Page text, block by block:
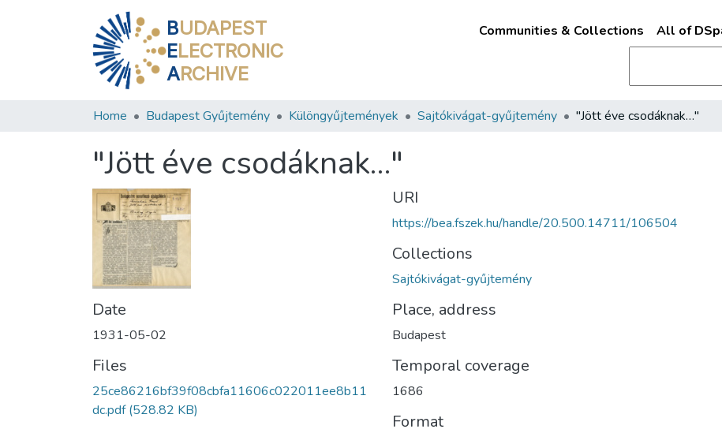
BUDAPEST
ELECTRONIC
ARCHIVE
Communities & Collections All of
Home Budapest Gyűjtemény Különgyűjtemények Sajtókivágat-gyűjtemény "Jött éve csodáknak…"
"Jött éve csodáknak…"
Date
1931-05-02
Files
25ce86216bf39f08cbfa11606c022011ee8b11
dc.pdf(528.82 KB)
URI
https://bea.fszek.hu/handle/20.500.14711/106504
Collections
Sajtókivágat-gyűjtemény
Place, address
Budapest
Temporal coverage
1686
Format